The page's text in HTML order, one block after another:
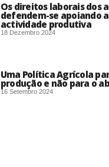
Os direitos laborais dos
defendem-se apoiando
actividade produtiva
18 Dezembro 2024
Uma Política Agrícola
produção e não para o
16 Setembro 2024